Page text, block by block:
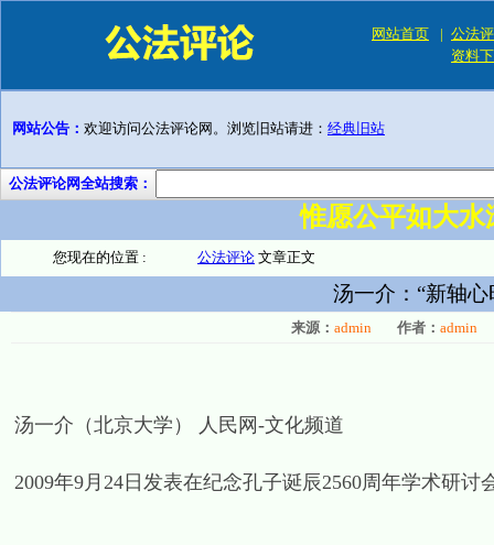
网站首页 | 公法
资料
网站公告： 欢迎访问公法评论网。浏览旧站请进： 经典旧站
公法评论网全站搜索：
惟愿公平如大
您现在的位置 : 公法评论 文章正文
汤一介：“新轴
来源： admin 作者： admin
汤一介（北京大学） 人民网-文化频道
2009年9月24日发表在纪念孔子诞辰2560周年学术研